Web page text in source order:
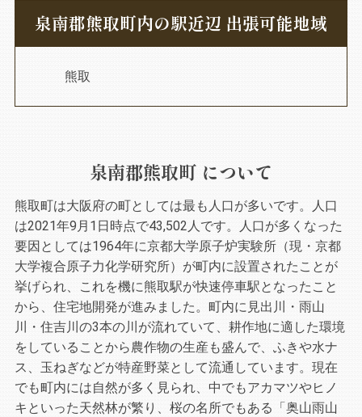
泉南郡熊取町内の駅近辺 出張可能地域
熊取
泉南郡熊取町 について
熊取町は大阪府の町としては最も人口が多いです。人口
は2021年9月1日時点で43,502人です。人口が多くなった
要因としては1964年に京都大学原子炉実験所（現・京都
大学複合原子力化学研究所）が町内に設置されたことが
挙げられ、これを機に熊取駅が快速停車駅となったこと
から、住宅地開発が進みました。町内に見出川・雨山
川・住吉川の3本の川が流れていて、耕作地に適した環境
をしていることから農作物の生産も盛んで、ふきや水ナ
ス、玉ねぎなどが特産野菜として流通しています。現在
でも町内には自然が多く見られ、中でもアカマツやヒノ
キといった天然林が繁り、桜の名所でもある「奥山雨山